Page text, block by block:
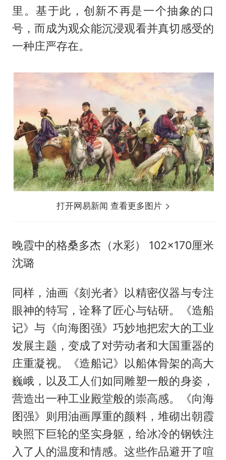
里。基于此，创新不再是一个抽象的口
号，而成为观众能沉浸观看并真切感受的
一种庄严存在。
打开网易新闻 查看更多图片
晚霞中的格桑多杰（水彩） 102×170厘米
沈璐
同样，油画《刻光者》以精密仪器与专注
眼神的特写，诠释了匠心与钻研。《造船
记》与《向海图强》巧妙地把宏大的工业
发展主题，变成了对劳动者和大国重器的
庄重凝视。《造船记》以船体骨架的高大
巍峨，以及工人们如同雕塑一般的身姿，
营造出一种工业殿堂般的崇高感。《向海
图强》则用油画厚重的颜料，堆砌出朝霞
映照下巨轮的坚实身躯，给冰冷的钢铁注
入了人的温度和情感。这些作品避开了喧